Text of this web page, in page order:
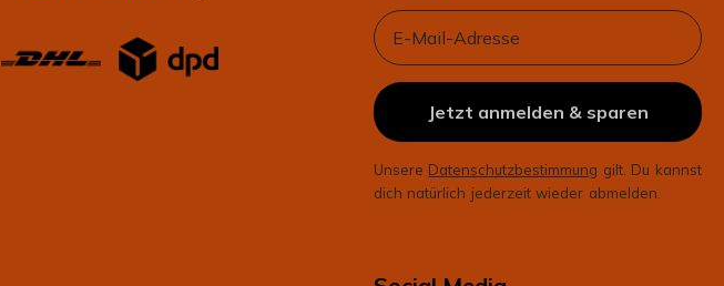
Email
Jetzt anmelden & sparen
Unsere Datenschutzbestimmung gilt. Du kannst
dich natürlich jederzeit wieder abmelden.